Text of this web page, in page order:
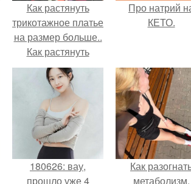
Как растянуть
трикотажное платье
на размер больше..
Как растянуть
севший трикотаж
Про натрий
КЕТО.
180626: вау,
прошло уже 4
Как
метаболизм.